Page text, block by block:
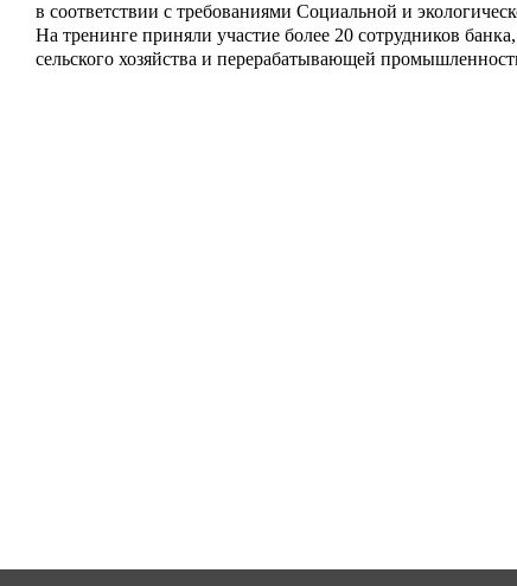
в соответствии с требованиями Социальной и
На тренинге приняли участие более 20 сотрудников
сельского хозяйства и перерабатывающей